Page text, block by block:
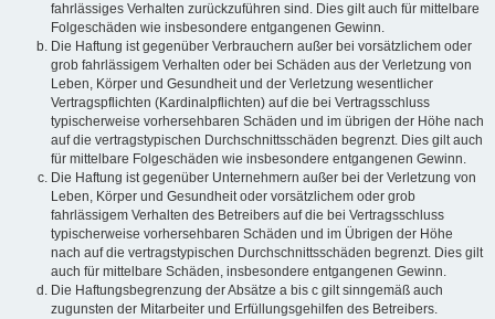
fahrlässiges Verhalten zurückzuführen sind. Dies gilt auch für mittelbare
Folgeschäden wie insbesondere entgangenen Gewinn.
Die Haftung ist gegenüber Verbrauchern außer bei vorsätzlichem oder
grob fahrlässigem Verhalten oder bei Schäden aus der Verletzung von
Leben, Körper und Gesundheit und der Verletzung wesentlicher
Vertragspflichten (Kardinalpflichten) auf die bei Vertragsschluss
typischerweise vorhersehbaren Schäden und im übrigen der Höhe nach
auf die vertragstypischen Durchschnittsschäden begrenzt. Dies gilt auch
für mittelbare Folgeschäden wie insbesondere entgangenen Gewinn.
Die Haftung ist gegenüber Unternehmern außer bei der Verletzung von
Leben, Körper und Gesundheit oder vorsätzlichem oder grob
fahrlässigem Verhalten des Betreibers auf die bei Vertragsschluss
typischerweise vorhersehbaren Schäden und im Übrigen der Höhe
nach auf die vertragstypischen Durchschnittsschäden begrenzt. Dies gilt
auch für mittelbare Schäden, insbesondere entgangenen Gewinn.
Die Haftungsbegrenzung der Absätze a bis c gilt sinngemäß auch
zugunsten der Mitarbeiter und Erfüllungsgehilfen des Betreibers.